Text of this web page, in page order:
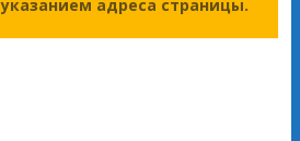
указанием адреса страницы.